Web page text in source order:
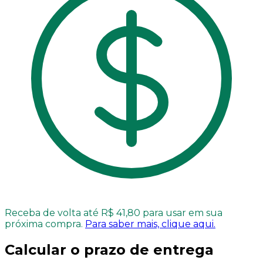
Receba de volta até R$ 41,80 para usar em sua
próxima compra. Para saber mais, clique aqui.
Calcular o prazo de entrega